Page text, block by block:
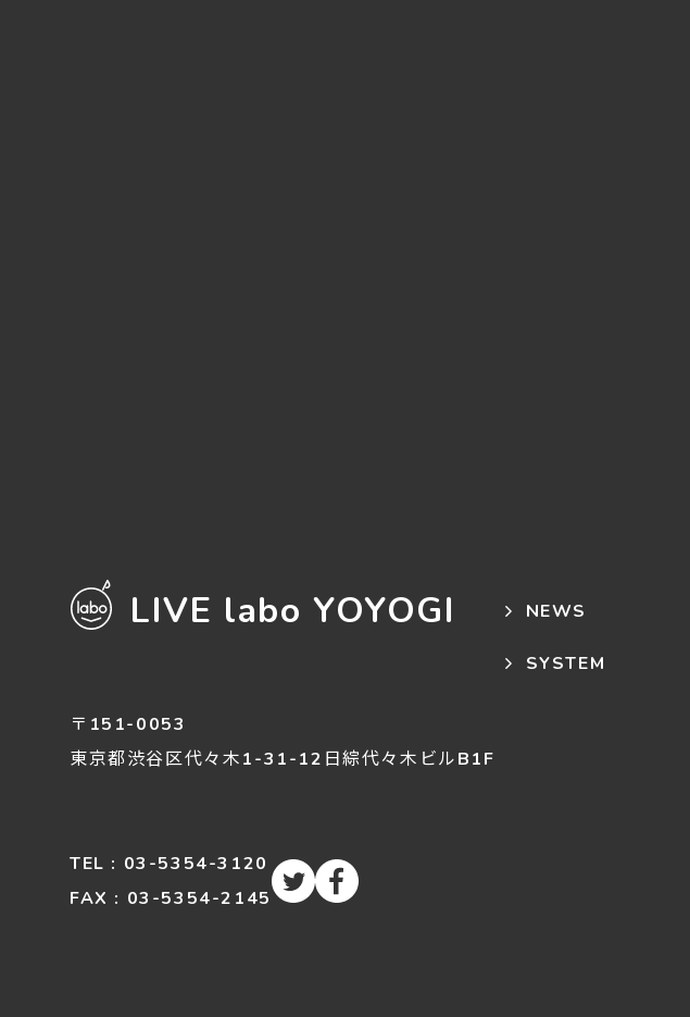
LIVE labo YOYOGI
〒151-0053
東京都渋谷区代々木1-31-12 日綜代々木ビルB1F
TEL : 03-5354-3120
FAX : 03-5354-2145
NEWS
SYSTEM